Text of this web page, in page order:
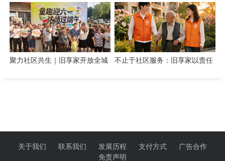
数字化桥梁，打通公益帮扶与社
区需
让邻里温情岁岁相伴
聚力社区共生｜旧享家开放全城
不止于社区服务：旧享家以责任
关于我们 联系我们 发展历程 支付方式
广告合作
免责声明